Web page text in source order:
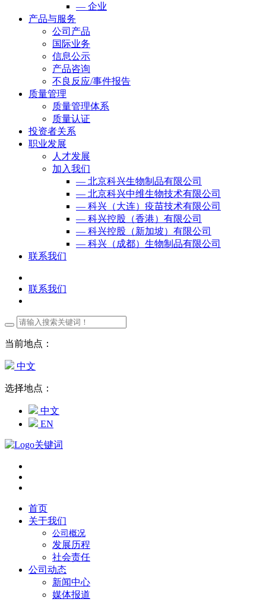
— 企业
产品与服务
公司产品
国际业务
信息公示
产品咨询
不良反应/事件报告
质量管理
质量管理体系
质量认证
投资者关系
职业发展
人才发展
加入我们
— 北京科兴生物制品有限公司
— 北京科兴中维生物技术有限公司
— 科兴（大连）疫苗技术有限公司
— 科兴控股（香港）有限公司
— 科兴控股（新加坡）有限公司
— 科兴（成都）生物制品有限公司
联系我们
联系我们
当前地点：
中文
选择地点：
中文
EN
首页
关于我们
公司概况
发展历程
社会责任
公司动态
新闻中心
媒体报道